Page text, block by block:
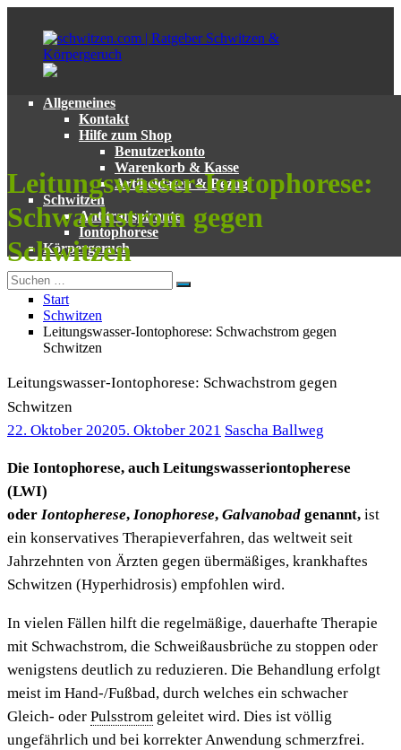
springen
schwitzen.com
Körpergeruch
und
Körpergeruch
Allgemeines
Kontakt
Hilfe zum Shop
Benutzerkonto
Warenkorb & Kasse
Artikeldaten & Bezug
Schwitzen
Antitranspirante
Iontophorese
Körpergeruch
Suchen
nach:
Suchen
Leitungswasser-Iontophorese:
Schwachstrom gegen
Schwitzen
Start
Schwitzen
Leitungswasser-Iontophorese: Schwachstrom gegen
Schwitzen
Leitungswasser-Iontophorese: Schwachstrom gegen
Schwitzen
22. Oktober 20205. Oktober 2021 Sascha Ballweg
Die Iontophorese, auch Leitungswasseriontopherese
(LWI)
oder Iontopherese, Ionophorese, Galvanobad genannt, ist
ein konservatives Therapieverfahren, das weltweit seit
Jahrzehnten von Ärzten gegen übermäßiges, krankhaftes
Schwitzen (Hyperhidrosis) empfohlen wird.
In vielen Fällen hilft die regelmäßige, dauerhafte Therapie
mit Schwachstrom, die Schweißausbrüche zu stoppen oder
wenigstens deutlich zu reduzieren. Die Behandlung erfolgt
meist im Hand-/Fußbad, durch welches ein schwacher
Gleich- oder Pulsstrom geleitet wird. Dies ist völlig
ungefährlich und bei korrekter Anwendung schmerzfrei.